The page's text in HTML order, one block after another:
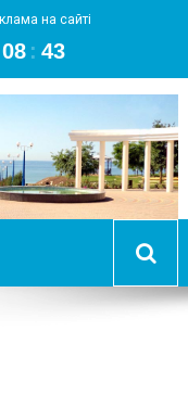
на сайті
08 : 43
Южный